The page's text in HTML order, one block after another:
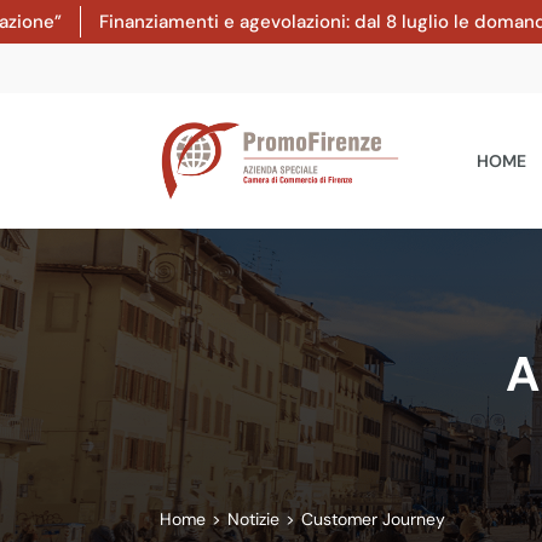
Finanziamenti e agevolazioni: dal 8 luglio le domande al
HOME
Home > Notizie > Customer Journey